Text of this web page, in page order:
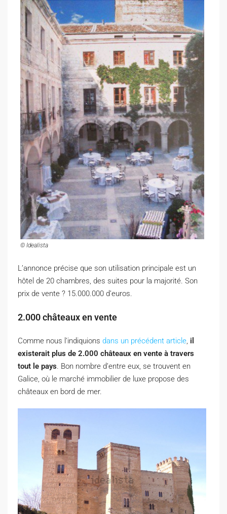
© Idealista
L’annonce précise que son utilisation principale est un
hôtel de 20 chambres, des suites pour la majorité. Son
prix de vente ? 15.000.000 d’euros.
2.000 châteaux en vente
Comme nous l’indiquions dans un précédent article, il
existerait plus de 2.000 châteaux en vente à travers
tout le pays. Bon nombre d’entre eux, se trouvent en
Galice, où le marché immobilier de luxe propose des
châteaux en bord de mer.